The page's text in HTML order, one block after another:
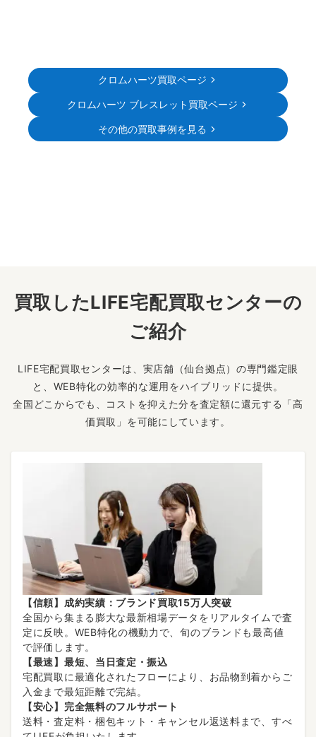
クロムハーツ買取ページ
クロムハーツ ブレスレット買取ページ
その他の買取事例を見る
買取したLIFE宅配買取センターの
ご紹介
LIFE宅配買取センターは、実店舗（仙台拠点）の専門鑑定眼
と、WEB特化の効率的な運用をハイブリッドに提供。
全国どこからでも、コストを抑えた分を査定額に還元する「高
価買取」を可能にしています。
【信頼】成約実績：ブランド買取15万人突破
全国から集まる膨大な最新相場データをリアルタイムで査
定に反映。WEB特化の機動力で、旬のブランドも最高値
で評価します。
【最速】最短、当日査定・振込
宅配買取に最適化されたフローにより、お品物到着からご
入金まで最短距離で完結。
【安心】完全無料のフルサポート
送料・査定料・梱包キット・キャンセル返送料まで、すべ